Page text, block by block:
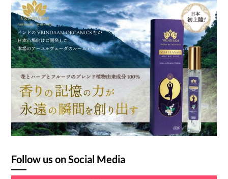
Follow us on Social Media